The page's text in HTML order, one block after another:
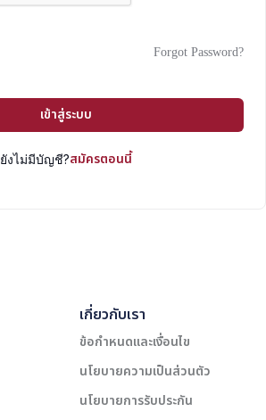
Forgot Password?
เข้าสู่ระบบ
ยังไม่มีบัญชี?สมัครตอนนี้
เกี่ยวกับเรา
ข้อกำหนดและเงื่อนไข
นโยบายความเป็นส่วนตัว
นโยบายการรับประกัน